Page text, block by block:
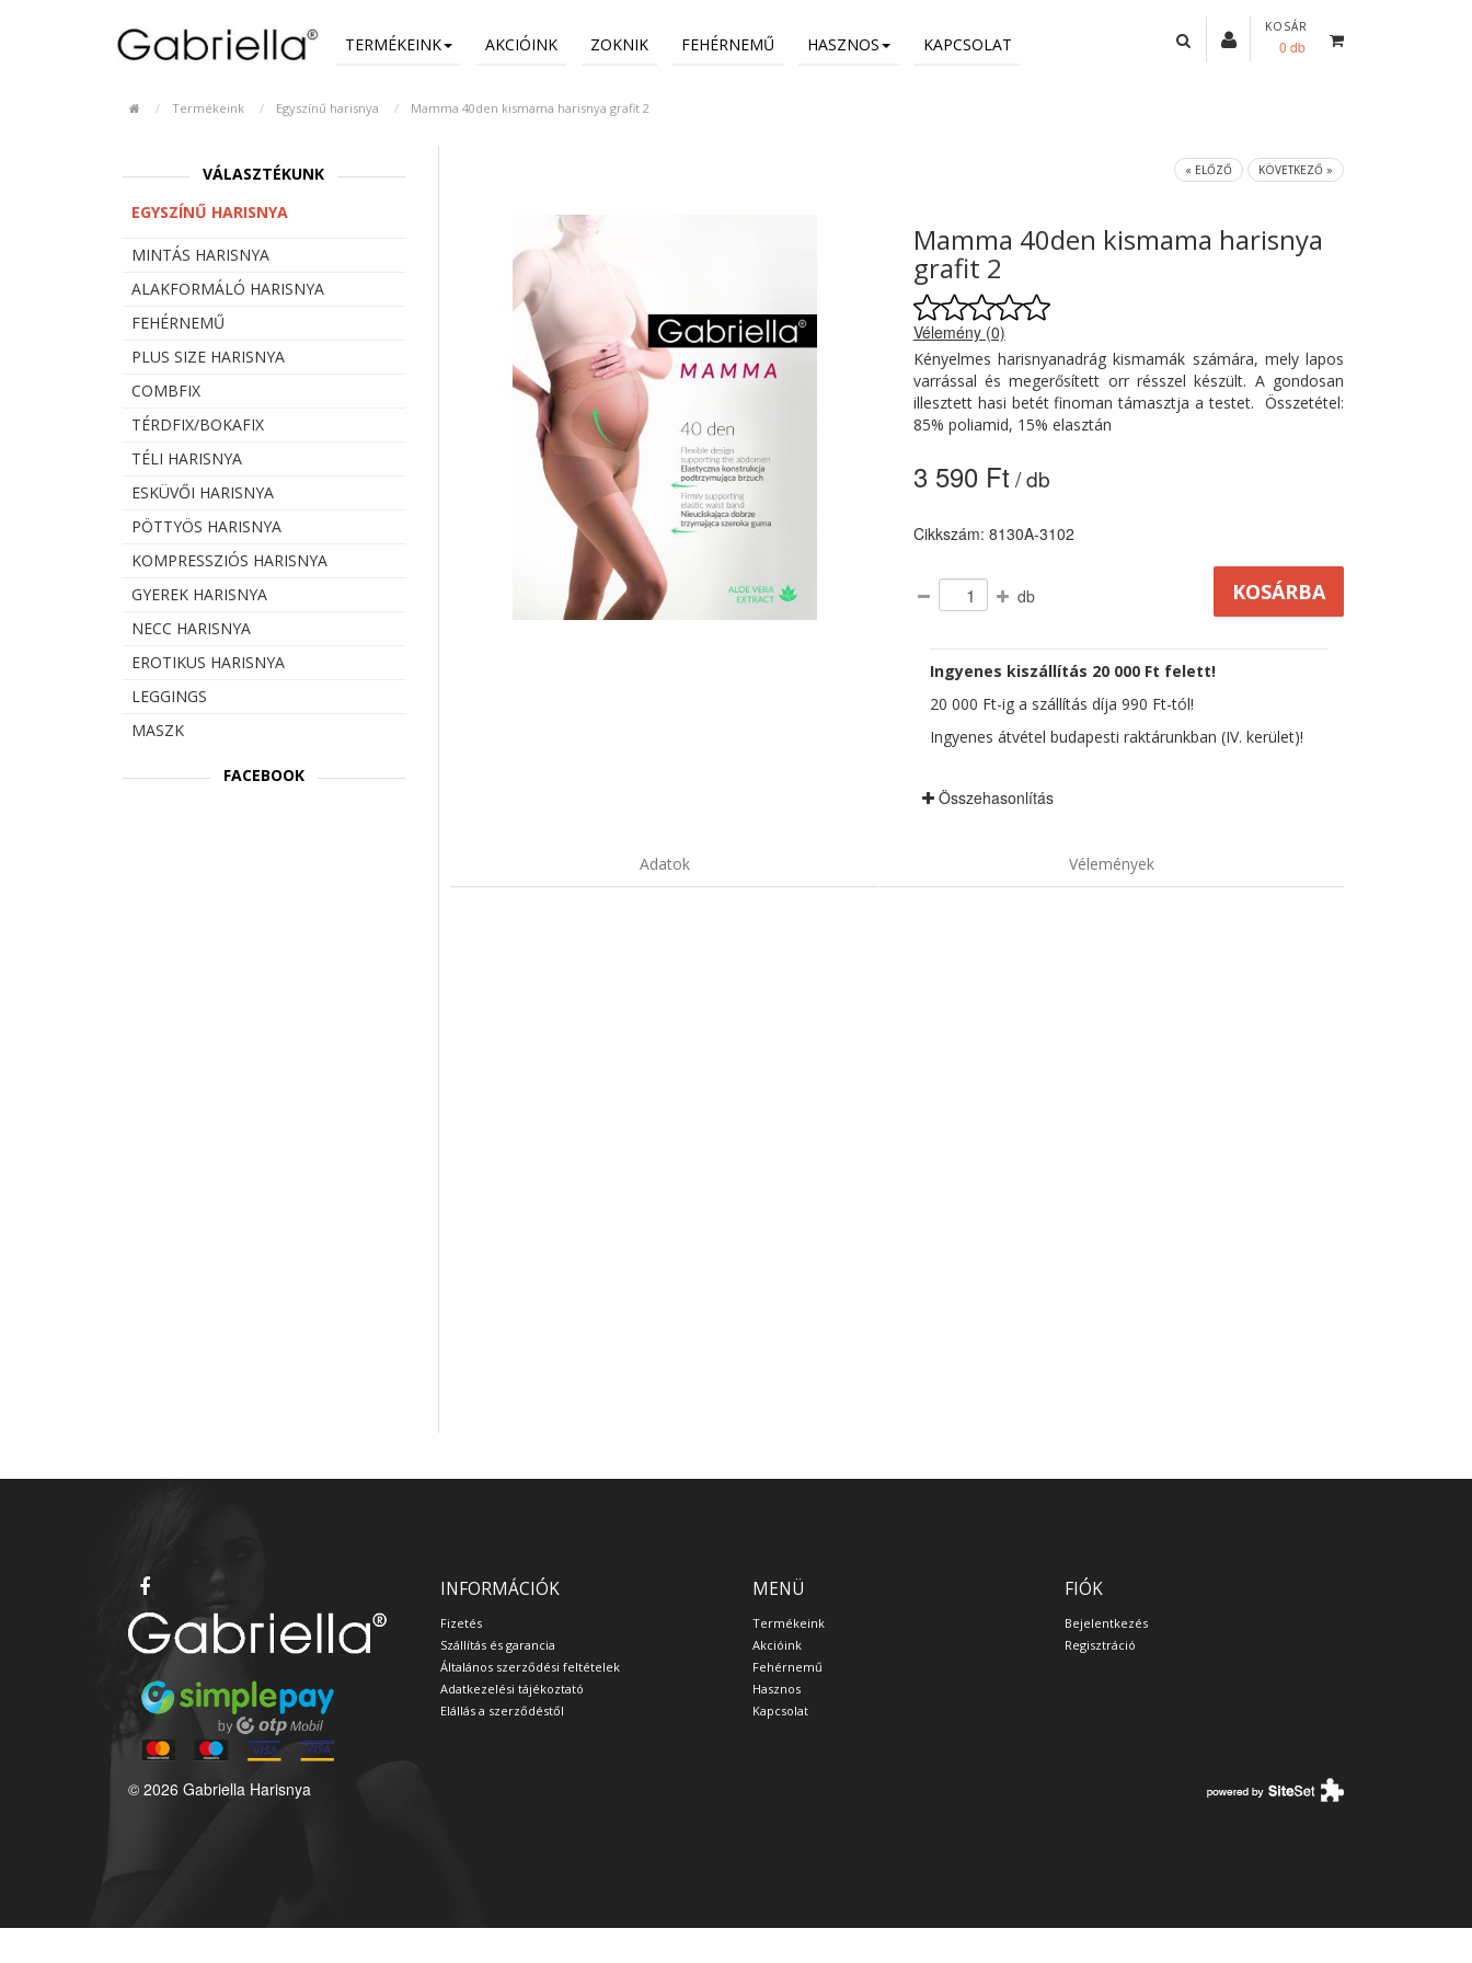
TERMÉKEINK AKCIÓINK ZOKNIK FEHÉRNEMŰ HASZNOS KAPCSOLAT
KOSÁR
0 db
Termékeink Egyszínű harisnya Mamma 40den kismama harisnya grafit 2
VÁLASZTÉKUNK
EGYSZÍNŰ HARISNYA
MINTÁS HARISNYA
ALAKFORMÁLÓ HARISNYA
FEHÉRNEMŰ
PLUS SIZE HARISNYA
COMBFIX
TÉRDFIX/BOKAFIX
TÉLI HARISNYA
ESKÜVŐI HARISNYA
PÖTTYÖS HARISNYA
KOMPRESSZIÓS HARISNYA
GYEREK HARISNYA
NECC HARISNYA
EROTIKUS HARISNYA
LEGGINGS
MASZK
FACEBOOK
« ELŐZŐ KÖVETKEZŐ »
Mamma 40den kismama harisnya
grafit 2
Vélemény (0)
Kényelmes harisnyanadrág kismamák számára, mely lapos
varrással és megerősített orr résszel készült. A gondosan
illesztett hasi betét finoman támasztja a testet. Összetétel:
85% poliamid, 15% elasztán
3 590 Ft / db
Cikkszám: 8130A-3102
db
Ingyenes kiszállítás 20 000 Ft felett!
20 000 Ft-ig a szállítás díja 990 Ft-tól!
Ingyenes átvétel budapesti raktárunkban (IV. kerület)!
Összehasonlítás
Adatok Vélemények
INFORMÁCIÓK
Fizetés
Szállítás és garancia
Általános szerződési feltételek
Adatkezelési tájékoztató
Elállás a szerződéstől
MENÜ
Termékeink
Akcióink
Fehérnemű
Hasznos
Kapcsolat
FIÓK
Bejelentkezés
Regisztráció
© 2026 Gabriella Harisnya